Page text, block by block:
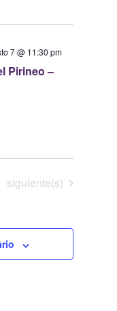
Pirineo –
7 @ 11:30 pm
Eventos
siguiente(s)